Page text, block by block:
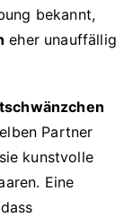
bekannt,
eher unauffällig
Partner
kunstvolle
Eine